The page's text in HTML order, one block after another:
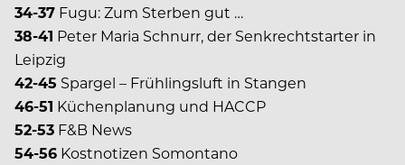
34-37 Fugu: Zum Sterben gut …
38-41 Peter Maria Schnurr, der Senkrechtstarter in
Leipzig
42-45 Spargel – Frühlingsluft in Stangen
46-51 Küchenplanung und HACCP
52-53 F&B News
54-56 Kostnotizen Somontano